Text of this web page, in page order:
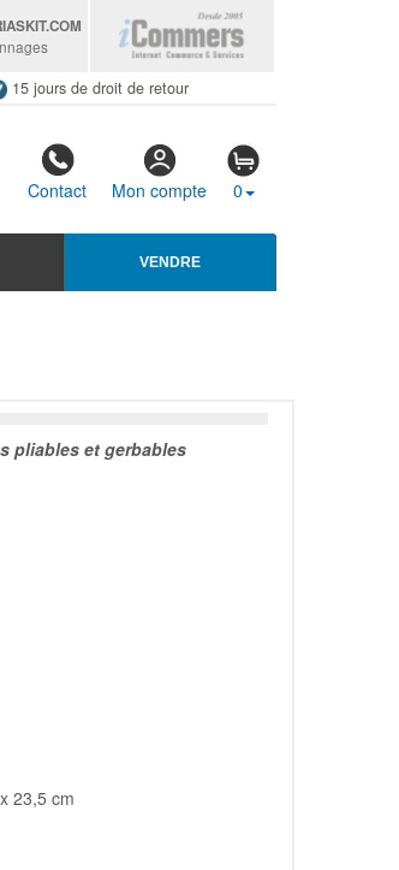
.COM
15 jours de droit de retour
Contact Mon compte 0
VENDRE
pliables et gerbables
23,5 cm